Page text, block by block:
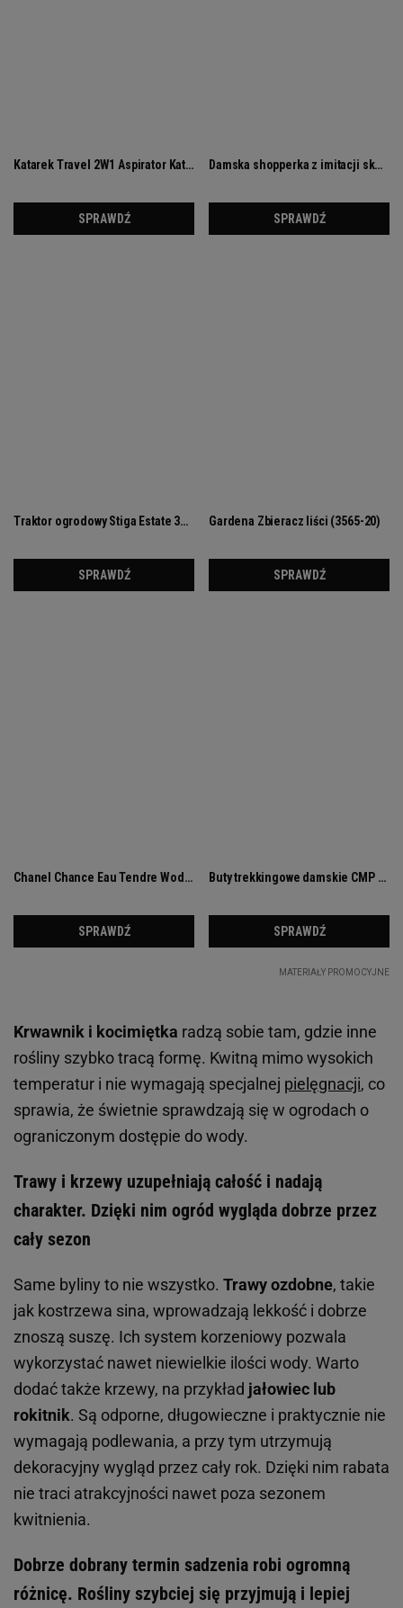
Krwawnik i kocimiętka radzą sobie tam, gdzie inne
rośliny szybko tracą formę. Kwitną mimo wysokich
temperatur i nie wymagają specjalnej pielęgnacji, co
sprawia, że świetnie sprawdzają się w ogrodach o
ograniczonym dostępie do wody.
Trawy i krzewy uzupełniają całość i nadają
charakter. Dzięki nim ogród wygląda dobrze przez
cały sezon
Same byliny to nie wszystko. Trawy ozdobne, takie
jak kostrzewa sina, wprowadzają lekkość i dobrze
znoszą suszę. Ich system korzeniowy pozwala
wykorzystać nawet niewielkie ilości wody. Warto
dodać także krzewy, na przykład jałowiec lub
rokitnik. Są odporne, długowieczne i praktycznie nie
wymagają podlewania, a przy tym utrzymują
dekoracyjny wygląd przez cały rok. Dzięki nim rabata
nie traci atrakcyjności nawet poza sezonem
kwitnienia.
Dobrze dobrany termin sadzenia robi ogromną
różnicę. Rośliny szybciej się przyjmują i lepiej